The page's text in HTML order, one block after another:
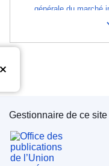
générale du marché
l’entrepreneuriat et
CELEX :
ELI :C/2025/415/oj
OJ : C_202500415
Office des
Gestionnaire de ce site